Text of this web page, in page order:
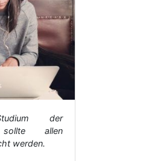
der
sollte allen
werden.